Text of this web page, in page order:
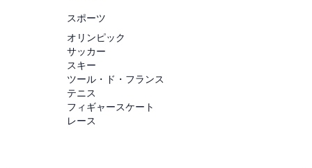
スポーツ
オリンピック
サッカー
スキー
ツール・ド・フランス
テニス
フィギャースケート
レース